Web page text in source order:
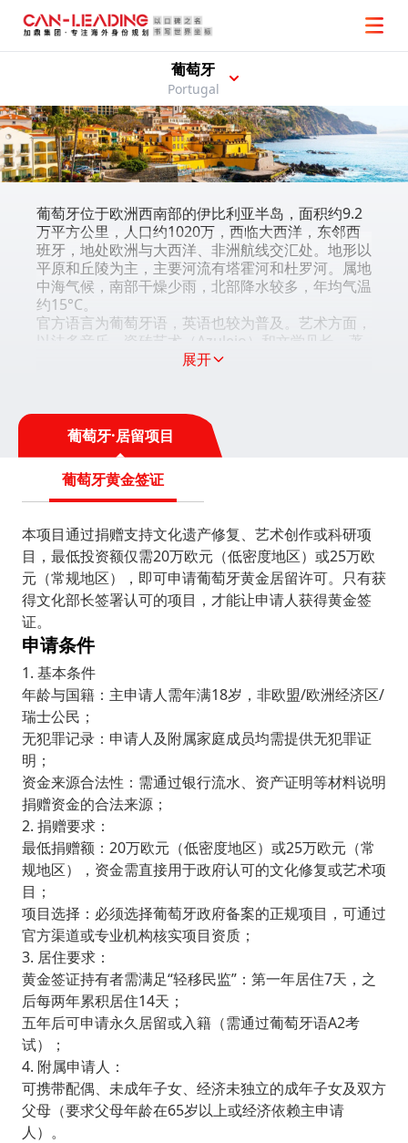
葡萄牙
Portugal
葡萄牙位于欧洲西南部的伊比利亚半岛，面积约9.2
万平方公里，人口约1020万，西临大西洋，东邻西
班牙，地处欧洲与大西洋、非洲航线交汇处。地形以
平原和丘陵为主，主要河流有塔霍河和杜罗河。属地
中海气候，南部干燥少雨，北部降水较多，年均气温
约15°C。
官方语言为葡萄牙语，英语也较为普及。艺术方面，
以法多音乐、瓷砖艺术（Azulejo）和文学见长，著
名人物有诗人佩索阿。有辛特拉山、杜罗河谷、阿尔
天主教为主要宗教。葡萄牙以其宜人的气候、丰富的
历史和文化吸引着世界各地的游客和移民。 ￼ ￼ ￼
展开
葡萄牙·居留项目
葡萄牙黄金签证
本项目通过捐赠支持文化遗产修复、艺术创作或科研项
目，最低投资额仅需20万欧元（低密度地区）或25万欧
元（常规地区），即可申请葡萄牙黄金居留许可。只有获
得文化部长签署认可的项目，才能让申请人获得黄金签
证。
申请条件
1. 基本条件
年龄与国籍：主申请人需年满18岁，非欧盟/欧洲经济区/
瑞士公民；
无犯罪记录：申请人及附属家庭成员均需提供无犯罪证
明；
资金来源合法性：需通过银行流水、资产证明等材料说明
捐赠资金的合法来源；
2. 捐赠要求：
最低捐赠额：20万欧元（低密度地区）或25万欧元（常
规地区），资金需直接用于政府认可的文化修复或艺术项
目；
项目选择：必须选择葡萄牙政府备案的正规项目，可通过
官方渠道或专业机构核实项目资质；
3. 居住要求：
黄金签证持有者需满足“轻移民监”：第一年居住7天，之
后每两年累积居住14天；
五年后可申请永久居留或入籍（需通过葡萄牙语A2考
试）；
4. 附属申请人：
可携带配偶、未成年子女、经济未独立的成年子女及双方
父母（要求父母年龄在65岁以上或经济依赖主申请
人）。